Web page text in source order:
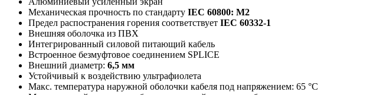
Механическая прочность по стандарту IEC 60800: М2
Предел распостранения горения соответствует IEC 60332-1
Внешняя оболочка из ПВХ
Интегрированный силовой питающий кабель
Встроенное безмуфтовое соединением SPLICE
Внешний диаметр: 6,5 мм
Устойчивый к воздействию ультрафиолета
Макс. температура наружной оболочки кабеля под напряжением: 65 °C